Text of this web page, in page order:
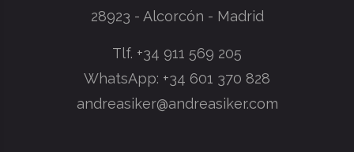
28923 - Alcorcón - Madrid
Tlf. +34 911 569 205
WhatsApp: +34 601 370 828
andreasiker@andreasiker.com